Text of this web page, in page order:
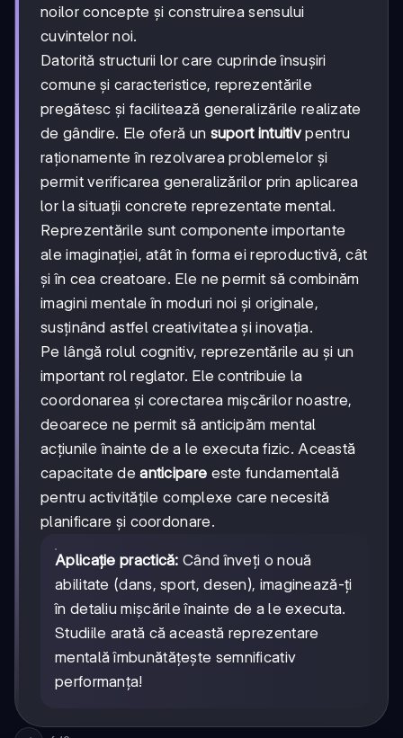
noilor concepte și construirea sensului
cuvintelor noi.
Datorită structurii lor care cuprinde însușiri
comune și caracteristice, reprezentările
pregătesc și facilitează generalizările realizate
de gândire. Ele oferă un suport intuitivpentru
raționamente în rezolvarea problemelor și
permit verificarea generalizărilor prin aplicarea
lor la situații concrete reprezentate mental.
Reprezentările sunt componente importante
ale imaginației, atât în forma ei reproductivă, cât
și în cea creatoare. Ele ne permit să combinăm
imagini mentale în moduri noi și originale,
susținând astfel creativitatea și inovația.
Pe lângă rolul cognitiv, reprezentările au și un
important rol reglator. Ele contribuie la
coordonarea și corectarea mișcărilor noastre,
deoarece ne permit să anticipăm mental
acțiunile înainte de a le executa fizic. Această
capacitate deanticipare este fundamentală
pentru activitățile complexe care necesită
planificare și coordonare.
Aplicație practică: Când înveți o nouă
abilitate (dans, sport, desen), imaginează-ți
în detaliu mișcările înainte de a le executa.
Studiile arată că această reprezentare
mentală îmbunătățește semnificativ
performanța!